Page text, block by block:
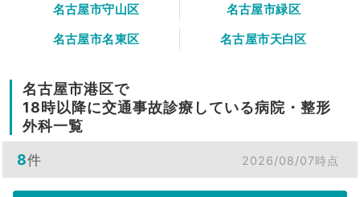
名古屋市守山区
名古屋市緑区
名古屋市名東区
名古屋市天白区
名古屋市港区で
18時以降に交通事故診療している病院・整形
外科一覧
8件 2026/08/07時点